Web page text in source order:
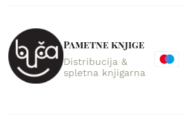
Pametne knjige
Distribucija &
spletna knjigarna